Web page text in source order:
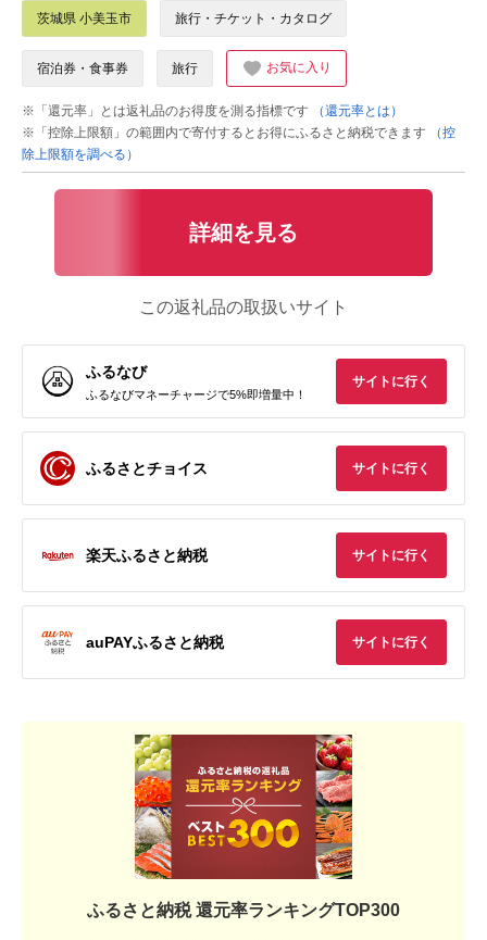
茨城県 小美玉市 旅行・チケット・カタログ
宿泊券・食事券 旅行 お気に入り
※「還元率」とは返礼品のお得度を測る指標です
（還元率とは）
※「控除上限額」の範囲内で寄付するとお得にふるさと納税できます
（控
除上限額を調べる）
詳細を見る
この返礼品の取扱いサイト
ふるなび
ふるなびマネーチャージで5%即増量中！
サイトに行く
ふるさとチョイス サイトに行く
楽天ふるさと納税 サイトに行く
auPAYふるさと納税 サイトに行く
ふるさと納税 還元率ランキングTOP300